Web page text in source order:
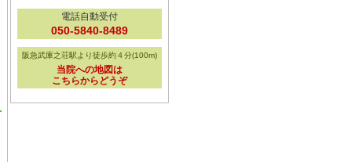
電話自動受付
050-5840-8489
阪急武庫之荘駅より徒歩約４分(100m)
当院への地図は
こちらからどうぞ